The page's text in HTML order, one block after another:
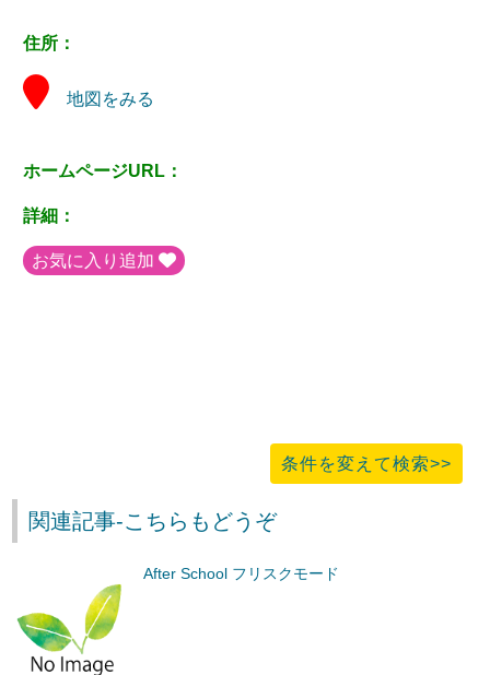
住所：
地図をみる
ホームページURL：
詳細：
お気に入り追加
条件を変えて検索>>
関連記事-こちらもどうぞ
After School フリスクモード